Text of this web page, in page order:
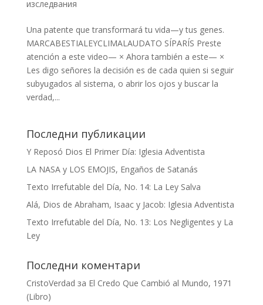
изследвания
Una patente que transformará tu vida—y tus genes.
MARCABESTIALEYCLIMALAUDATO SÍPARÍS Preste
atención a este video— × Ahora también a este— ×
Les digo señores la decisión es de cada quien si seguir
subyugados al sistema, o abrir los ojos y buscar la
verdad,...
Последни публикации
Y Reposó Dios El Primer Día: Iglesia Adventista
LA NASA y LOS EMOJIS, Engaños de Satanás
Texto Irrefutable del Día, No. 14: La Ley Salva
Alá, Dios de Abraham, Isaac y Jacob: Iglesia Adventista
Texto Irrefutable del Día, No. 13: Los Negligentes y La
Ley
Последни коментари
CristoVerdad за El Credo Que Cambió al Mundo, 1971
(Libro)